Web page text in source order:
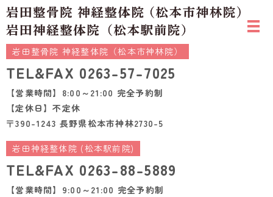
岩田整骨院 神経整体院（松本市神林院）
TEL&FAX 0263-57-7025
【営業時間】8:00～21:00 完全予約制
【定休日】不定休
〒390-1243 長野県松本市神林2730-5
岩田神経整体院 (松本駅前院)
TEL&FAX 0263-88-5889
【営業時間】9:00～21:00 完全予約制